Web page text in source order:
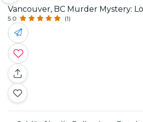
Vancouver, BC Murder Mystery:
5.0 (1)